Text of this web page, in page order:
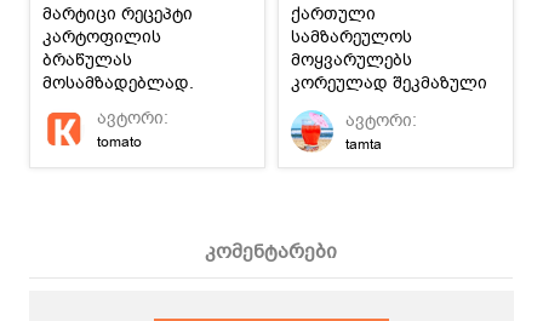
მარტიცი რეცეპტი
კარტოფილის
ბრაწულას
მოსამზადებლად.
ავტორი:
tomato
ქართული
სამზარეულოს
მოყვარულებს
კორეულად შეკმაზული
პამიდორიც
გესიამოვნებათ.
ავტორი:
tamta
კომენტარები